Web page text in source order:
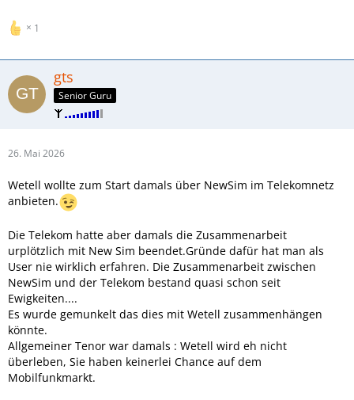
1
gts
Senior Guru
26. Mai 2026
Wetell wollte zum Start damals über NewSim im Telekomnetz
anbieten.
Die Telekom hatte aber damals die Zusammenarbeit
urplötzlich mit New Sim beendet.Gründe dafür hat man als
User nie wirklich erfahren. Die Zusammenarbeit zwischen
NewSim und der Telekom bestand quasi schon seit
Ewigkeiten....
Es wurde gemunkelt das dies mit Wetell zusammenhängen
könnte.
Allgemeiner Tenor war damals : Wetell wird eh nicht
überleben, Sie haben keinerlei Chance auf dem
Mobilfunkmarkt.